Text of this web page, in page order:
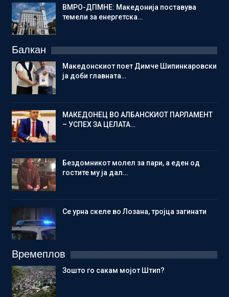
ВМРО-ДПМНЕ: Македонија поставува
темели за енергетска…
Балкан
Македонскиот поет Димче Шипинкаровски
ја доби главната…
МАКЕДОНЕЦ ВО АЛБАНСКИОТ ПАРЛАМЕНТ
– УСПЕХ ЗА ЦЕЛАТА…
Бездомникот молел за пари, а еден од
гостите му ја дал…
Се урна скеле во Лозана, тројца загинати
Времеплов
Зошто го сакам мојот Штип?